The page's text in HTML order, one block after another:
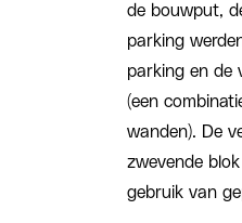
de bouwput,
parking
parking en de
(een
wanden). De
zwevende
gebruik van